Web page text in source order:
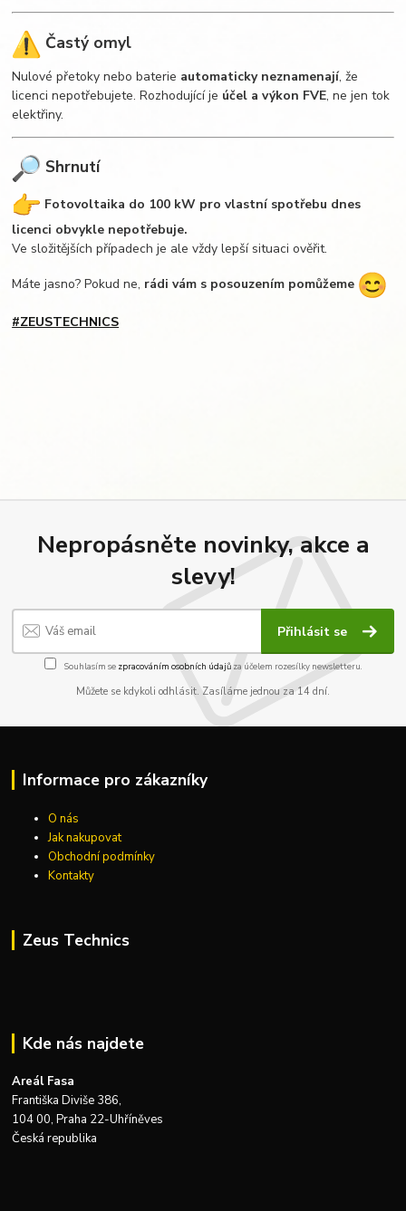
Častý omyl
Nulové přetoky nebo baterie automaticky neznamenají, že
licenci nepotřebujete. Rozhodující je účel a výkon FVE, ne jen tok
elektřiny.
Shrnutí
Fotovoltaika do 100 kW pro vlastní spotřebu dnes
licenci obvykle nepotřebuje.
Ve složitějších případech je ale vždy lepší situaci ověřit.
Máte jasno? Pokud ne, rádi vám s posouzením pomůžeme
#ZEUSTECHNICS
Nepropásněte novinky, akce a
slevy!
Přihlásit se
Souhlasím se zpracováním osobních údajůza účelem rozesílky newsletteru.
Můžete se kdykoli odhlásit. Zasíláme jednou za 14 dní.
Informace pro zákazníky
O nás
Jak nakupovat
Obchodní podmínky
Kontakty
Zeus Technics
Kde nás najdete
Areál Fasa
Františka Diviše 386,
104 00, Praha 22-Uhříněves
Česká republika